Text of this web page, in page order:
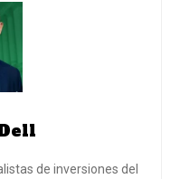
de inversiones del